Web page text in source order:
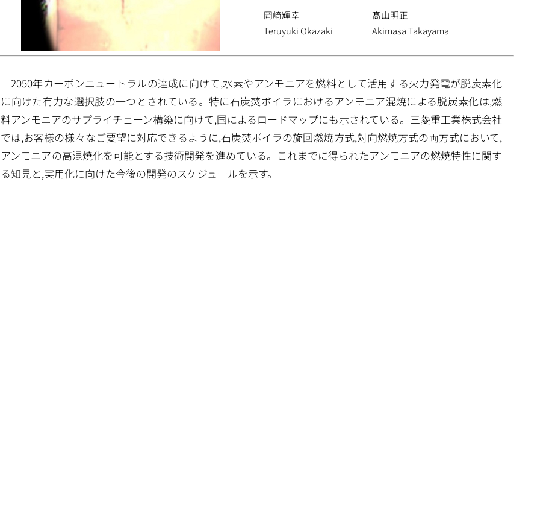
岡崎輝幸
Teruyuki Okazaki
髙山明正
Akimasa Takayama
2050年カーボンニュートラルの達成に向けて,水素やアンモニアを燃料として活用する火力発電が脱炭素化
に向けた有力な選択肢の一つとされている。特に石炭焚ボイラにおけるアンモニア混焼による脱炭素化は,燃
料アンモニアのサプライチェーン構築に向けて,国によるロードマップにも示されている。三菱重工業株式会社
では,お客様の様々なご要望に対応できるように,石炭焚ボイラの旋回燃焼方式,対向燃焼方式の両方式において,
アンモニアの高混焼化を可能とする技術開発を進めている。これまでに得られたアンモニアの燃焼特性に関す
る知見と,実用化に向けた今後の開発のスケジュールを示す。